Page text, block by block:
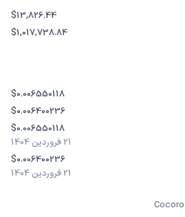
$13,826.44
$1,017,738.84
$0.006550118
$0.006400236
$0.006550118
21 فروردین 1404
$0.006400236
21 فروردین 1404